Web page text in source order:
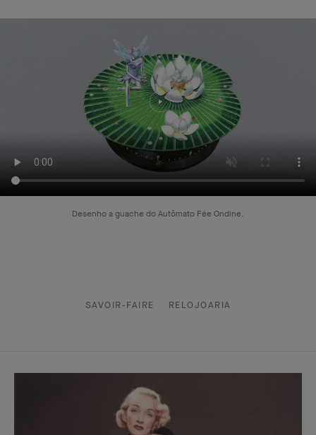
Desenho a guache do Autômato Fée Ondine.
SAVOIR-FAIRE RELOJOARIA